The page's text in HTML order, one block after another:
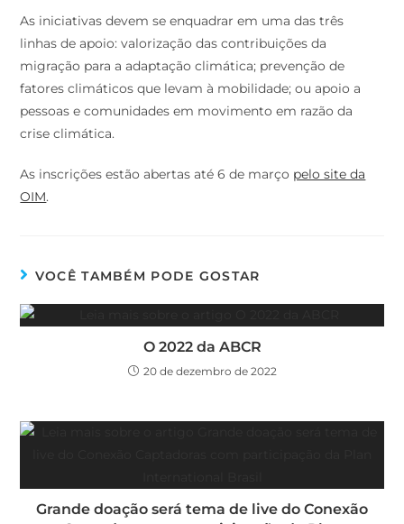
As iniciativas devem se enquadrar em uma das três
linhas de apoio: valorização das contribuições da
migração para a adaptação climática; prevenção de
fatores climáticos que levam à mobilidade; ou apoio a
pessoas e comunidades em movimento em razão da
crise climática.
As inscrições estão abertas até 6 de março pelo site da
OIM.
VOCÊ TAMBÉM PODE GOSTAR
O 2022 da ABCR
20 de dezembro de 2022
Grande doação será tema de live do Conexão